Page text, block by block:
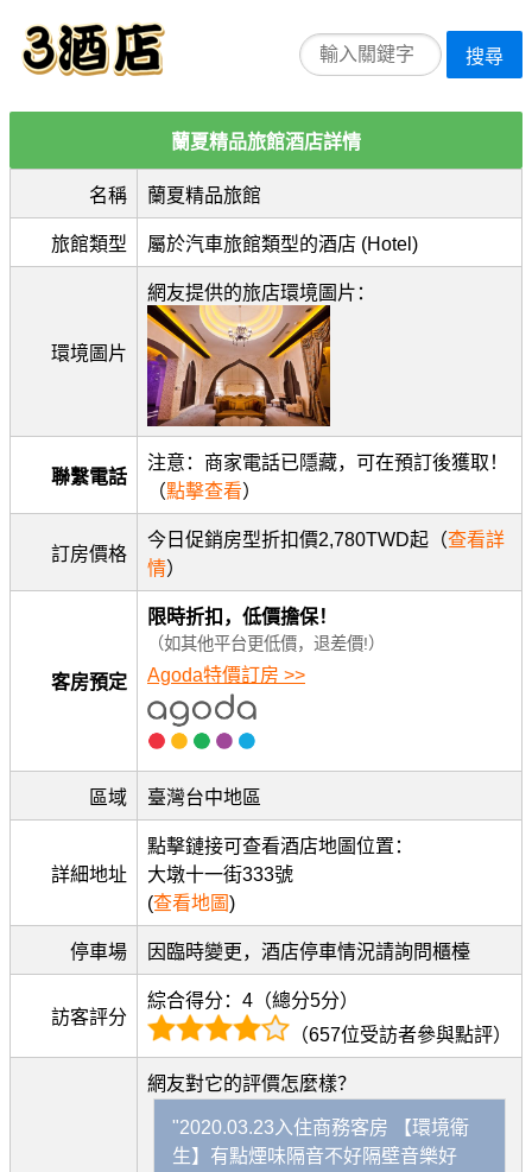
搜尋
蘭夏精品旅館酒店詳情
名稱 蘭夏精品旅館
旅館類型 屬於汽車旅館類型的酒店 (Hotel)
環境圖片
網友提供的旅店環境圖片：
聯繫電話
注意：商家電話已隱藏，可在預訂後獲取！
（點擊查看）
訂房價格
今日促銷房型折扣價2,780TWD起（查看詳
情）
客房預定
限時折扣，低價擔保！
（如其他平台更低價，退差價!）
Agoda特價訂房 >>
區域 臺灣台中地區
詳細地址
點擊鏈接可查看酒店地圖位置：
大墩十一街333號
(查看地圖)
停車場 因臨時變更，酒店停車情況請詢問櫃檯
訪客評分
綜合得分：4（總分5分）
（657位受訪者參與點評）
網友對它的評價怎麼樣？
"2020.03.23入住商務客房 【環境衛
生】有點煙味隔音不好隔壁音樂好